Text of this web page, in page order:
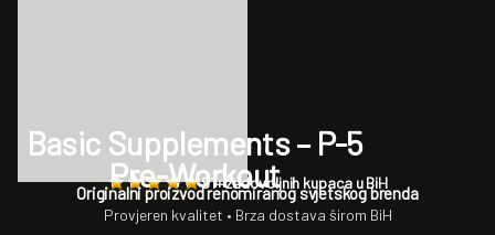
Basic Supplements – P-5
Pre-Workout91+ zadovoljnih kupaca u BiH
Originalni proizvod renomiranog svjetskog brenda
Provjeren kvalitet • Brza dostava širom BiH